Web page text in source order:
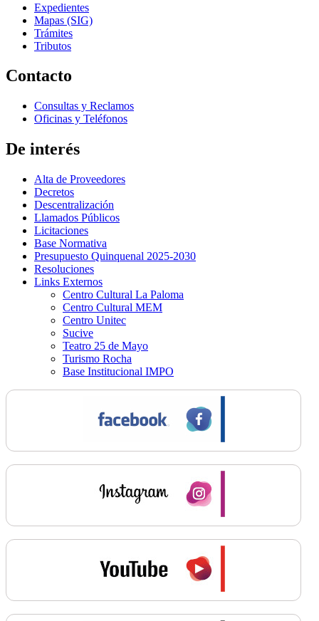
Expedientes
Mapas (SIG)
Trámites
Tributos
Contacto
Consultas y Reclamos
Oficinas y Teléfonos
De interés
Alta de Proveedores
Decretos
Descentralización
Llamados Públicos
Licitaciones
Base Normativa
Presupuesto Quinquenal 2025-2030
Resoluciones
Links Externos
Centro Cultural La Paloma
Centro Cultural MEM
Centro Unitec
Sucive
Teatro 25 de Mayo
Turismo Rocha
Base Institucional IMPO